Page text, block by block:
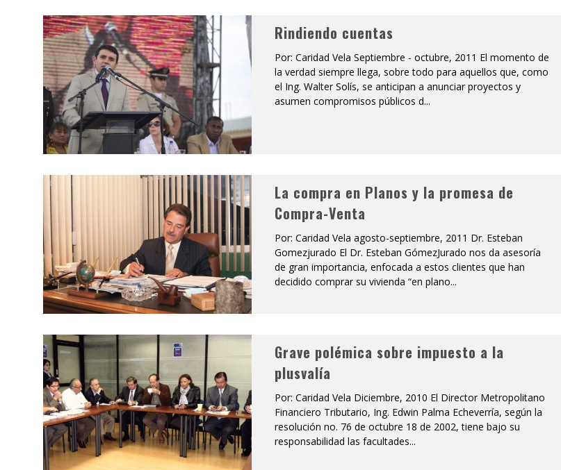
Rindiendo cuentas
Por: Caridad Vela Septiembre - octubre, 2011 El momento de
la verdad siempre llega, sobre todo para aquellos que, como
el Ing. Walter Solís, se anticipan a anunciar proyectos y
asumen compromisos públicos d...
La compra en Planos y la promesa de
Compra-Venta
Por: Caridad Vela agosto-septiembre, 2011 Dr. Esteban
Gomezjurado El Dr. Esteban GómezJurado nos da asesoría
de gran importancia, enfocada a estos clientes que han
decidido comprar su vivienda “en plano...
Grave polémica sobre impuesto a la
plusvalía
Por: Caridad Vela Diciembre, 2010 El Director Metropolitano
Financiero Tributario, Ing. Edwin Palma Echeverría, según la
resolución no. 76 de octubre 18 de 2002, tiene bajo su
responsabilidad las facultades...
MUBB DESIGN STUDIO – ESPECIAL